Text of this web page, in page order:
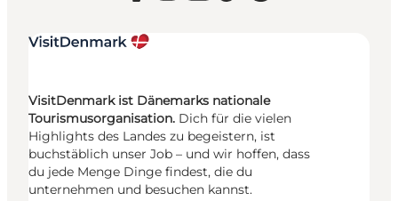
VisitDenmark ist Dänemarks nationale
Tourismusorganisation. Dich für die vielen
Highlights des Landes zu begeistern, ist
buchstäblich unser Job – und wir hoffen, dass
du jede Menge Dinge findest, die du
unternehmen und besuchen kannst.